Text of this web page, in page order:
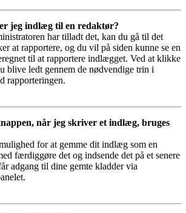
jeg indlæg til en redaktør?
har tilladt det, kan du gå til det
at rapportere, og du vil på siden kunne se en
til at rapportere indlægget. Ved at klikke
blive ledt gennem de nødvendige trin i
rapporteringen.
når jeg skriver et indlæg, bruges
for at gemme dit indlæg som en
færdiggøre det og indsende det på et senere
adgang til dine gemte kladder via